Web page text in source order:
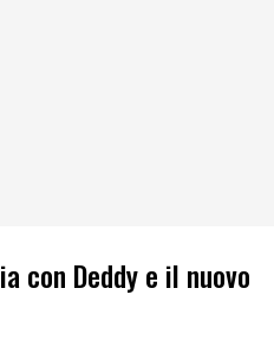
con Deddy e il nuovo